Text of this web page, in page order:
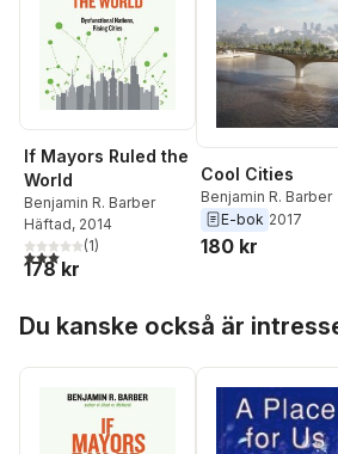
If Mayors Ruled the
World
Benjamin R. Barber
Häftad, 2014
3,0utav 5 stjärnor. Totalt antal röster:
(1)
178 kr
Cool Cities
Benjamin R. Barber
E-bok 2017
180 kr
Du kanske också är